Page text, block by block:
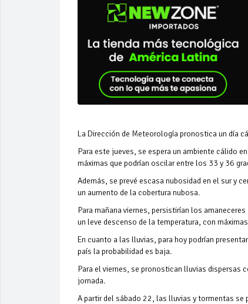
La Dirección de Meteorología pronostica un día
Para este jueves, se espera un ambiente cálido
máximas que podrían oscilar entre los 33 y 36
Además, se prevé escasa nubosidad en el sur y
un aumento de la cobertura nubosa.
Para mañana viernes, persistirían los
un leve descenso de la temperatura, con
En cuanto a las lluvias, para hoy podrían
país la probabilidad es baja.
Para el viernes, se pronostican lluvias
jornada.
A partir del sábado 22, las lluvias y tormentas se